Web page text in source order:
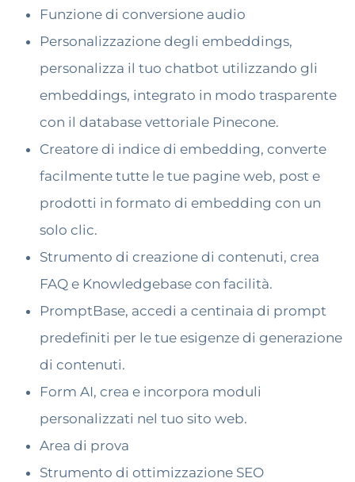
Funzione di conversione audio
Personalizzazione degli embeddings,
personalizza il tuo chatbot utilizzando gli
embeddings, integrato in modo trasparente
con il database vettoriale Pinecone.
Creatore di indice di embedding, converte
facilmente tutte le tue pagine web, post e
prodotti in formato di embedding con un
solo clic.
Strumento di creazione di contenuti, crea
FAQ e Knowledgebase con facilità.
PromptBase, accedi a centinaia di prompt
predefiniti per le tue esigenze di generazione
di contenuti.
Form AI, crea e incorpora moduli
personalizzati nel tuo sito web.
Area di prova
Strumento di ottimizzazione SEO